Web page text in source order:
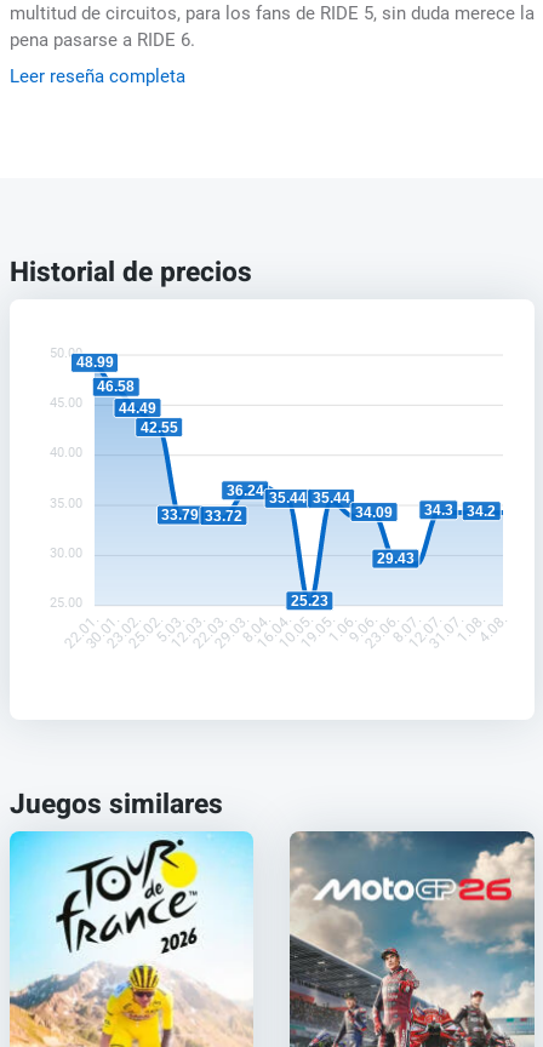
multitud de circuitos, para los fans de RIDE 5, sin duda merece la
pena pasarse a RIDE 6.
Leer reseña completa
Historial de precios
50.00
45.00
40.00
35.00
30.00
25.00
48.99
46.58
44.49
42.55
33.79 33.72
36.24 35.44
25.23
35.44
34.09
29.43
34.3 34.2
22.01.30.01.23.02.25.02.5.03.12.03.22.03.29.03.8.04.16.04.10.05.19.05.1.06.9.06.23.06.8.07.12.07.31.07.1.08.4.08.
Juegos similares